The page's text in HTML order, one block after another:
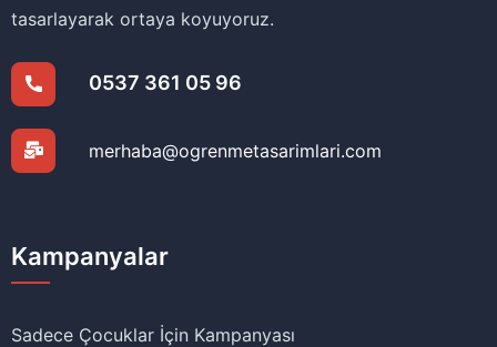
tasarlayarak ortaya koyuyoruz.
0537 361 05 96
merhaba@ogrenmetasarimlari.com
Kampanyalar
Sadece Çocuklar İçin Kampanyası